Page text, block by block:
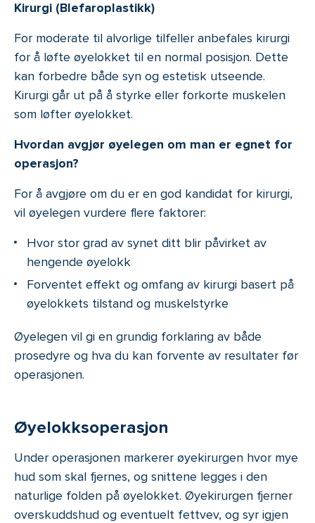
Kirurgi (Blefaroplastikk)
For moderate til alvorlige tilfeller anbefales kirurgi
for å løfte øyelokket til en normal posisjon. Dette
kan forbedre både syn og estetisk utseende.
Kirurgi går ut på å styrke eller forkorte muskelen
som løfter øyelokket.
Hvordan avgjør øyelegen om man er egnet for
operasjon?
For å avgjøre om du er en god kandidat for kirurgi,
vil øyelegen vurdere flere faktorer:
Hvor stor grad av synet ditt blir påvirket av
hengende øyelokk
Forventet effekt og omfang av kirurgi basert på
øyelokkets tilstand og muskelstyrke
Øyelegen vil gi en grundig forklaring av både
prosedyre og hva du kan forvente av resultater før
operasjonen.
Øyelokksoperasjon
Under operasjonen markerer øyekirurgen hvor mye
hud som skal fjernes, og snittene legges i den
naturlige folden på øyelokket. Øyekirurgen fjerner
overskuddshud og eventuelt fettvev, og syr igjen